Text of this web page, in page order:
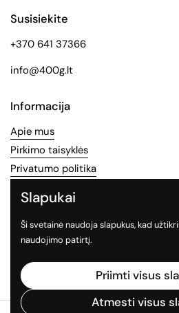
Susisiekite
+370 641 37366
info@400g.lt
Informacija
Apie mus
Pirkimo taisyklės
Privatumo politika
Socialinės medijos
Sekite mus socialiniuose tinkluose
Facebook
Slapukai
Ši svetainė naudoja slapukus, kad
naudojimo patirtį.
Priimti visus
Atmesti visus